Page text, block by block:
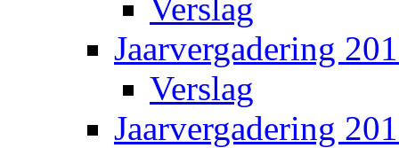
Verslag
Jaarvergadering
Verslag
Jaarvergadering